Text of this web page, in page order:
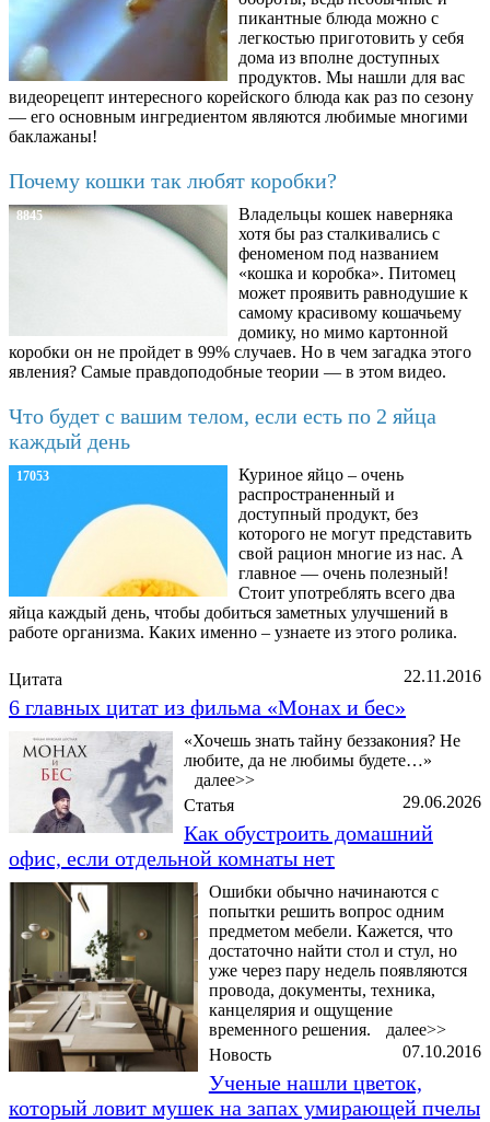
пикантные блюда можно с
легкостью приготовить у себя
дома из вполне доступных
продуктов. Мы нашли для вас
видеорецепт интересного корейского блюда как раз по сезону
— его основным ингредиентом являются любимые многими
баклажаны!
Почему кошки так любят коробки?
8845
Владельцы кошек наверняка
хотя бы раз сталкивались с
феноменом под названием
«кошка и коробка». Питомец
может проявить равнодушие к
самому красивому кошачьему
домику, но мимо картонной
коробки он не пройдет в 99% случаев. Но в чем загадка этого
явления? Самые правдоподобные теории — в этом видео.
Что будет с вашим телом, если есть по 2 яйца
каждый день
17053
Куриное яйцо – очень
распространенный и
доступный продукт, без
которого не могут представить
свой рацион многие из нас. А
главное — очень полезный!
Стоит употреблять всего два
яйца каждый день, чтобы добиться заметных улучшений в
работе организма. Каких именно – узнаете из этого ролика.
22.11.2016
Цитата
6 главных цитат из фильма «Монах и бес»
«Хочешь знать тайну беззакония? Не
любите, да не любимы будете…»
далее>>
29.06.2026
Статья
Как обустроить домашний
офис, если отдельной комнаты нет
Ошибки обычно начинаются с
попытки решить вопрос одним
предметом мебели. Кажется, что
достаточно найти стол и стул, но
уже через пару недель появляются
провода, документы, техника,
канцелярия и ощущение
временного решения.
далее>>
07.10.2016
Новость
Ученые нашли цветок,
который ловит мушек на запах умирающей пчелы